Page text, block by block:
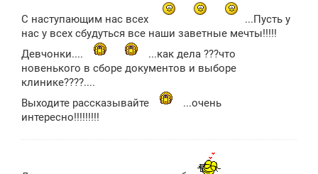
е
С наступающим нас всех
...Пусть у
нас у всех сбудуться все наши заветные мечты!!!!!
Девчонки....
...как дела ???что
новенького в сборе документов и выборе
клинике????....
Выходите рассказывайте
...очень
интересно!!!!!!!!!